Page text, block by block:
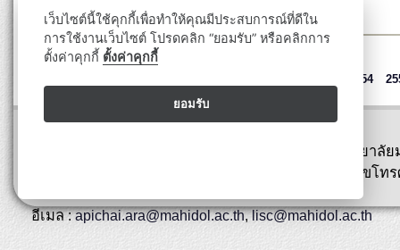
2554
พิพิธภัณฑ์สตางค์ มงคลสุข คณะวิทยาศาสตร์ มหาวิทยาลั
ถนนพระรามที่ 6 เขตราชเทวี กรุงเทพ 10400 หมายเลขโท
อีเมล :apichai.ara@mahidol.ac.th,lisc@mahidol.ac.th
เว็บไซต์นี้ใช้คุกกี้เพื่อทำให้คุณมีประสบการณ์ที่ดีใน
การใช้งานเว็บไซต์ โปรดคลิก “ยอมรับ” หรือคลิกการ
ตั้งค่าคุกกี้ ตั้งค่าคุกกี้
ยอมรับ